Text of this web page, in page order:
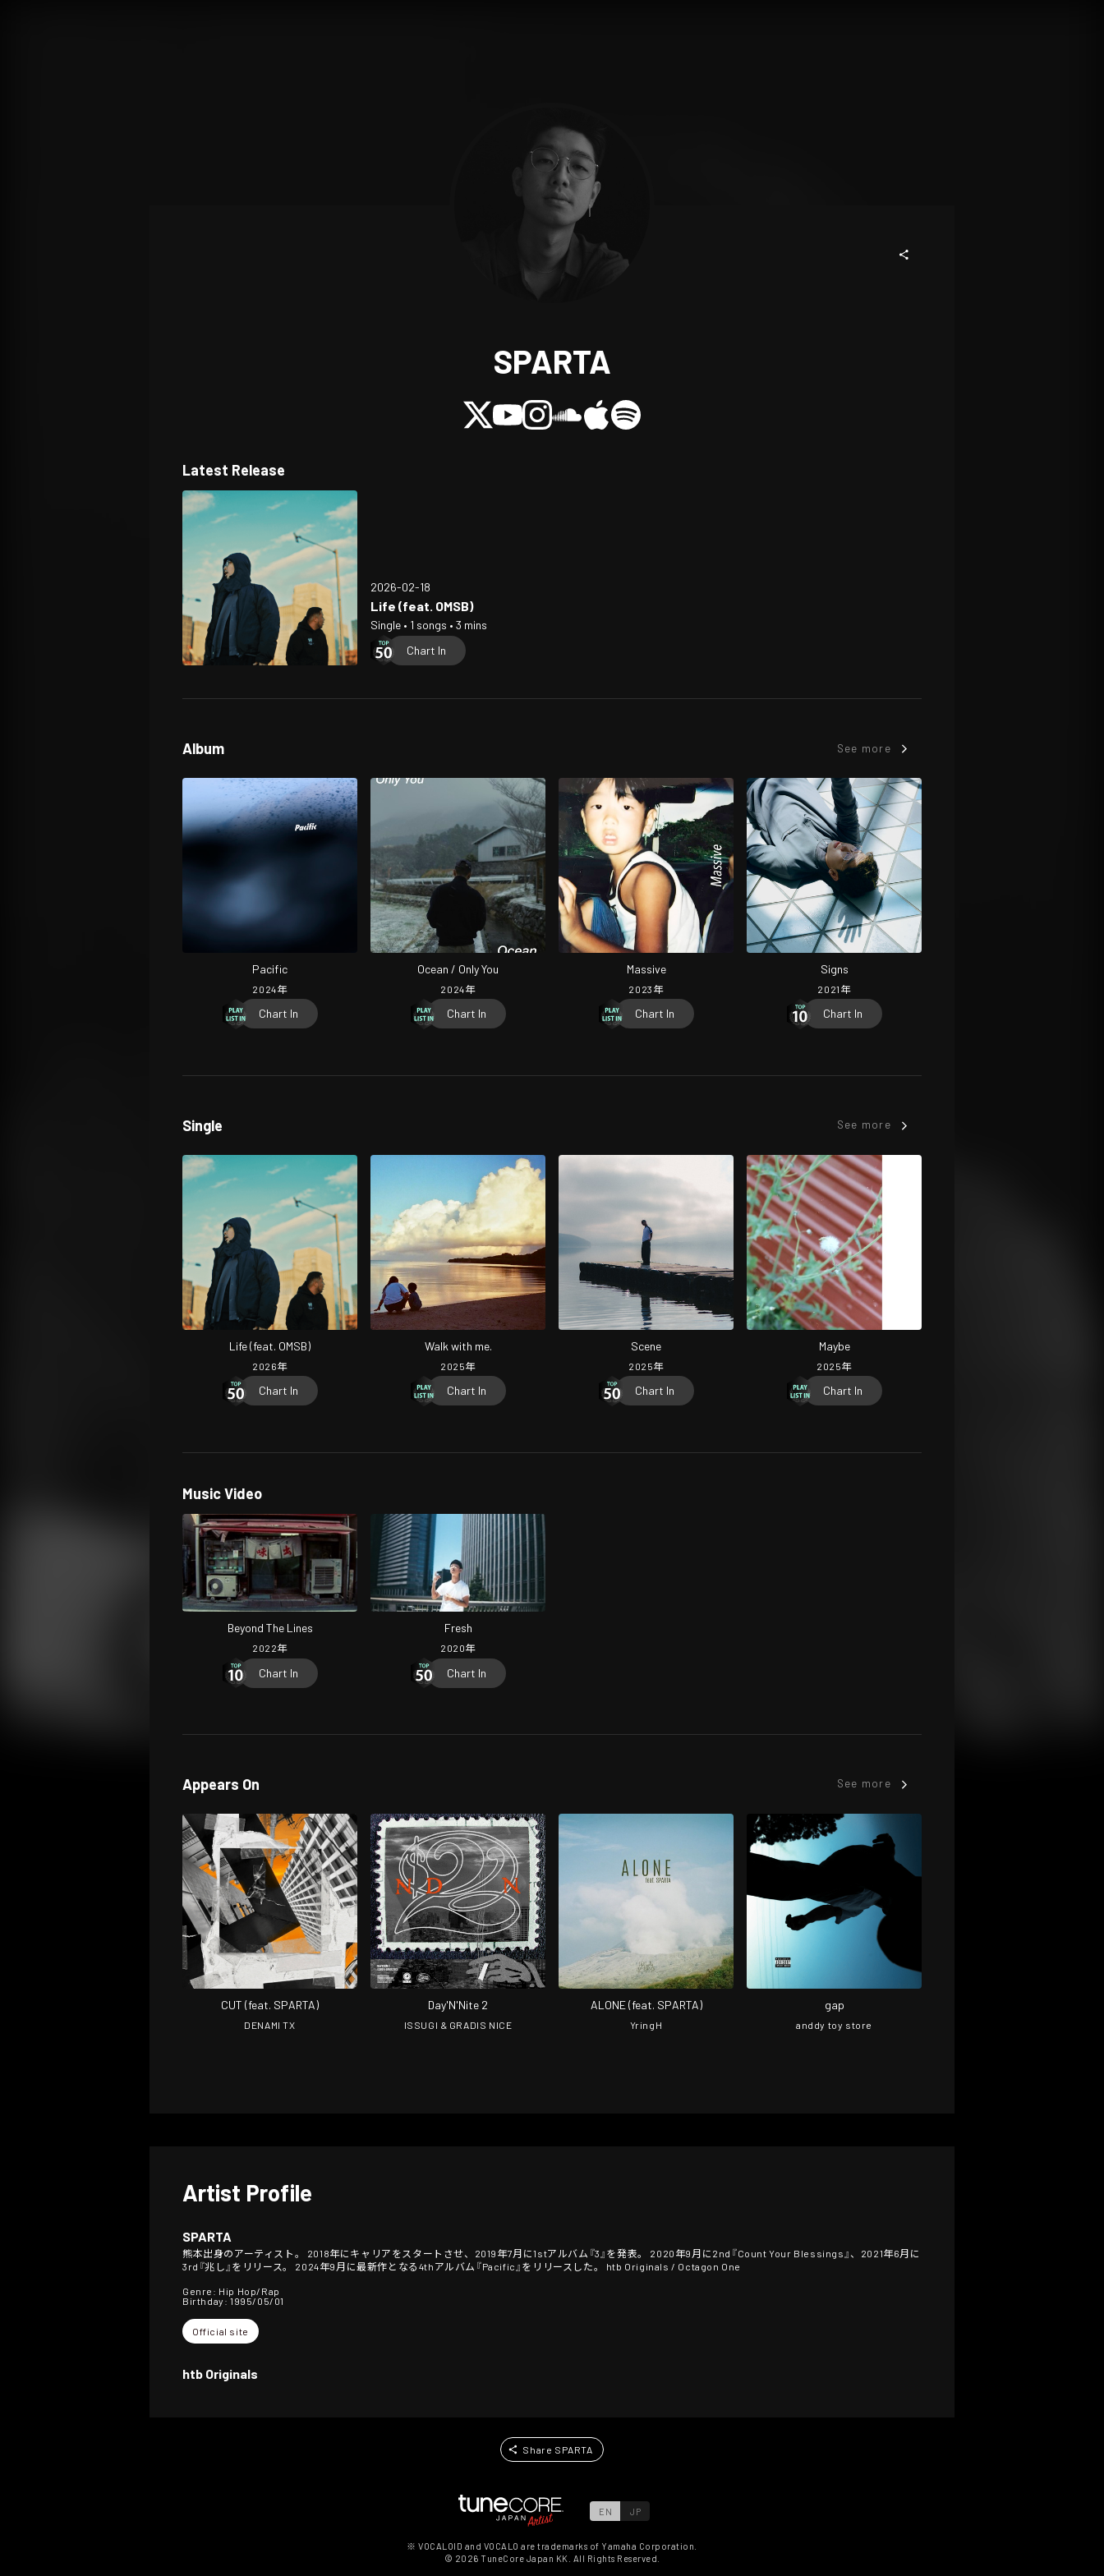
SPARTA
Latest Release
2026-02-18
Life (feat. OMSB)
Single • 1 songs • 3 mins
Chart In
Album See more
Pacific
2024年
Chart In
Ocean / Only You
2024年
Chart In
Massive
2023 年
Chart In
Signs
2021 年
Chart In
Single See more
Life (feat. OMSB)
2026年
Chart In
Walk with me.
2025年
Chart In
Scene
2025年
Chart In
Maybe
2025年
Chart In
Music Video
Beyond The Lines
2022年
Chart In
Fresh
2020年
Chart In
Appears On See more
CUT (feat. SPARTA)
DENAMI TX
Day'N'Nite 2
ISSUGI & GRADIS NICE
ALONE (feat. SPARTA)
YringH
gap
anddy toy store
Artist Profile
SPARTA
熊本出身のアーティスト。 2018年にキャリアをスタートさせ、2019年7月に1stアルバム『3』を発表。 2020年9月に2nd『Count Your Blessings』、2021年6月に
3rd『兆し』をリリース。 2024年9月に最新作となる4thアルバム『Pacific』をリリースした。 htb Originals / Octagon One
Genre: Hip Hop/Rap
Birthday: 1995/05/01
Official site
htb Originals
Share SPARTA
EN JP
※ VOCALOID and VOCALO are trademarks of Yamaha Corporation.
© 2026 TuneCore Japan KK. All Rights Reserved.